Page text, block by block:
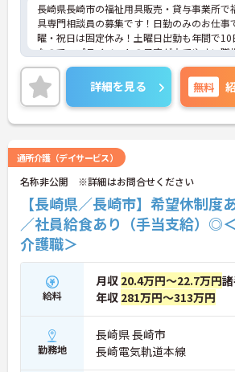
長崎県長崎市の福祉用具販売・貸与事業所で
具専門相談員の募集です！日勤のみのお仕事
曜・祝日は固定休み！土曜日出勤も年間で10
なので、プライベートの予定が立てやすい職
◎また、退職金制度ありで安心して長く働き
環境が整っています♪ご興味のある方は面接
トをお伝えしますので、お気軽にご連絡くだ
詳細を見る 無料
通所介護（デイサービス）
名称非公開 ※詳細はお問合せください
【長崎県／長崎市】希望休制度
／社員給食あり（手当支給）◎
介護職＞
給料
月収 20.4万円～22.7万円
年収 281万円～313万円
勤務地
長崎県 長崎市
長崎電気軌道本線